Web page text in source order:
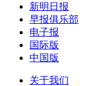
新明日报
早报俱乐部
电子报
国际版
中国版
关于我们